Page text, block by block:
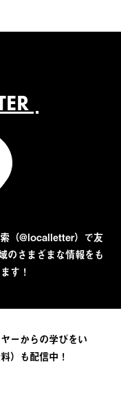
（@localletter）で友
のさまざまな情報をも
す！
ーからの学びをい
）も配信中！